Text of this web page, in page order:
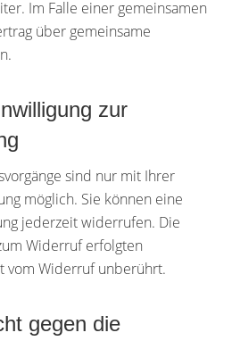
Im Falle einer gemeinsamen
über gemeinsame
zur
sind nur mit Ihrer
möglich. Sie können eine
jederzeit widerrufen. Die
Widerruf erfolgten
vom Widerruf unberührt.
gegen die